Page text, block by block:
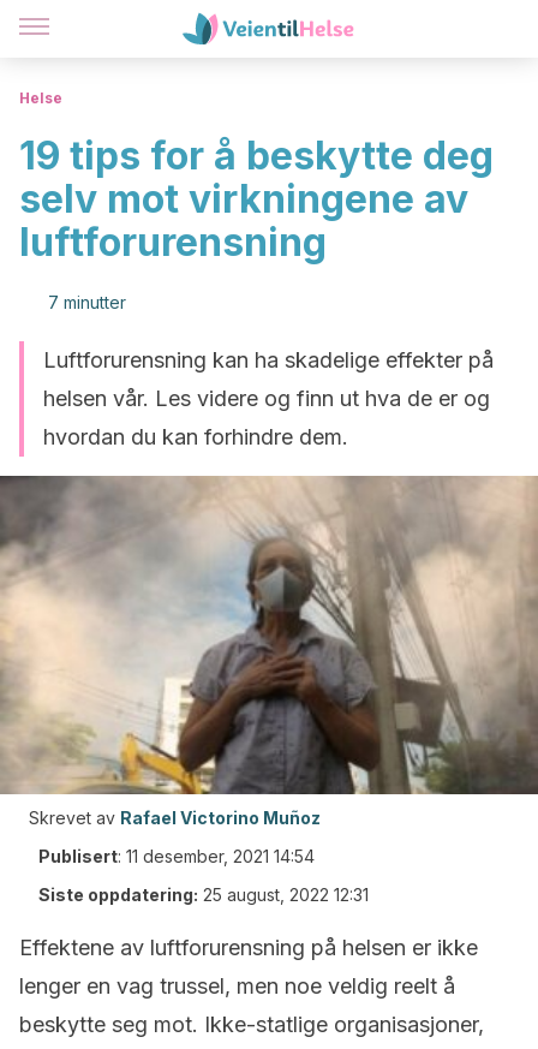
Helse
19 tips for å beskytte deg
selv mot virkningene av
luftforurensning
7 minutter
Luftforurensning kan ha skadelige effekter på
helsen vår. Les videre og finn ut hva de er og
hvordan du kan forhindre dem.
Skrevet av Rafael Victorino Muñoz
Publisert: 11 desember, 2021 14:54
Siste oppdatering: 25 august, 2022 12:31
Effektene av luftforurensning på helsen er ikke
lenger en vag trussel, men noe veldig reelt å
beskytte seg mot. Ikke-statlige organisasjoner,